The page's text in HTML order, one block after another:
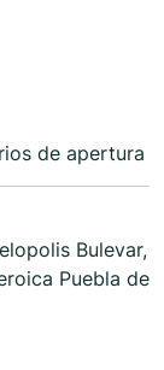
de apertura
Bulevar,
Puebla de